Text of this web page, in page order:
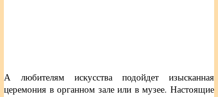
А любителям искусства подойдет изысканная
церемония в органном зале или в музее. Настоящие